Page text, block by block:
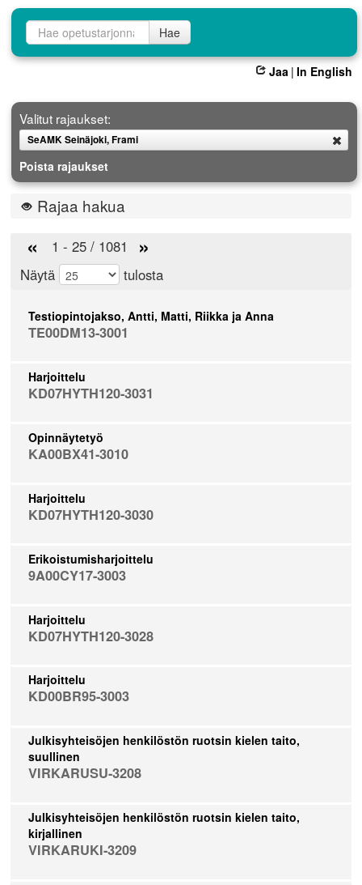
Opetustarjontahaku
Hae
Jaa | In English
Valitut rajaukset:
SeAMK Seinäjoki, Frami
Poista rajaukset
Rajaa hakua
« 1 - 25 / 1081 »
Näytä tulosta
Testiopintojakso, Antti, Matti, Riikka ja Anna
TE00DM13-3001
Harjoittelu
KD07HYTH120-3031
Opinnäytetyö
KA00BX41-3010
Harjoittelu
KD07HYTH120-3030
Erikoistumisharjoittelu
9A00CY17-3003
Harjoittelu
KD07HYTH120-3028
Harjoittelu
KD00BR95-3003
Julkisyhteisöjen henkilöstön ruotsin kielen taito,
suullinen
VIRKARUSU-3208
Julkisyhteisöjen henkilöstön ruotsin kielen taito,
kirjallinen
VIRKARUKI-3209